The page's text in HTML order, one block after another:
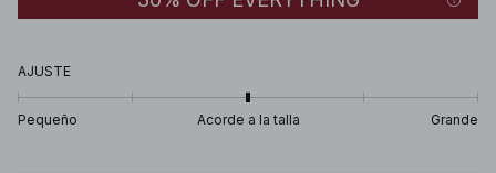
AJUSTE
Pequeño Acorde a la talla Grande